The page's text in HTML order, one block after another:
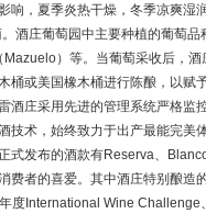
响，夏季炎热干燥，冬季凉爽湿
酒庄葡萄园中主要种植的葡萄品
Mazuelo）等。当葡萄采收后，
桶或美国橡木桶进行陈酿，以赋
庄采用先进的管理系统严格监
技术，始终致力于出产最能完美
式发布的酒款有Reserva、
费者的喜爱。其中酒庄特别酿造
度International Wine Challenge